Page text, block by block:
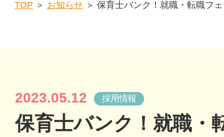
TOP ＞ お知らせ ＞ 保育士バンク！就職・転職フ
2023.05.12 採用情報
保育士バンク！就職・